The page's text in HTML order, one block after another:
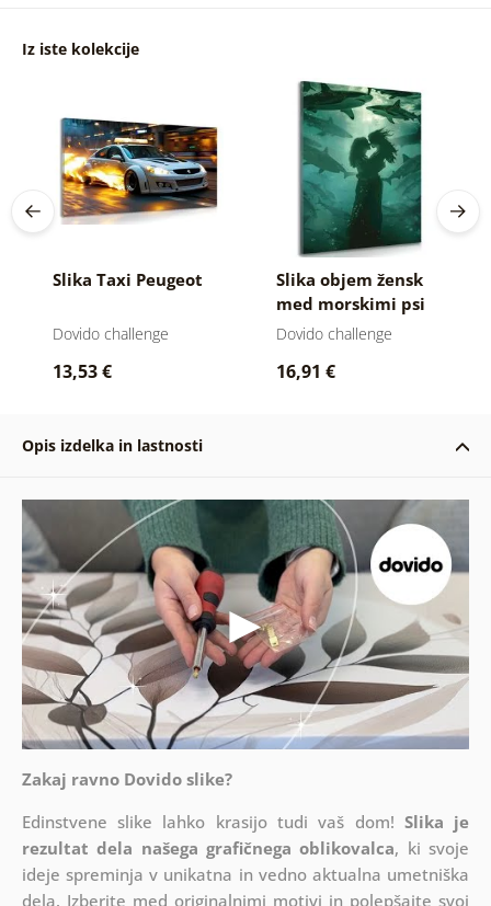
Iz iste kolekcije
Slika Taxi Peugeot
Dovido challenge
13,53 €
Slika objem žensk
med morskimi psi
Dovido challenge
16,91 €
Opis izdelka in lastnosti
Zakaj ravno Dovido slike?
Edinstvene slike lahko krasijo tudi vaš dom! Slika je
rezultat dela našega grafičnega oblikovalca, ki svoje
ideje spreminja v unikatna in vedno aktualna umetniška
dela. Izberite med originalnimi motivi in polepšajte svoj